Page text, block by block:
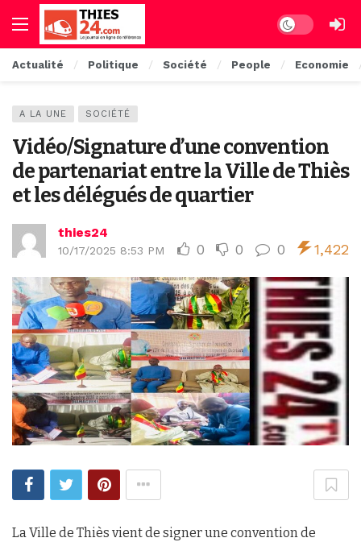
Dark mode
Actualité Politique Société People Economie
A LA UNE SOCIÉTÉ
Vidéo/Signature d’une convention
de partenariat entre la Ville de Thiès
et les délégués de quartier
thies24
10/17/2025 8:53 PM 0 0 0 1,422
La Ville de Thiès vient de signer une convention de